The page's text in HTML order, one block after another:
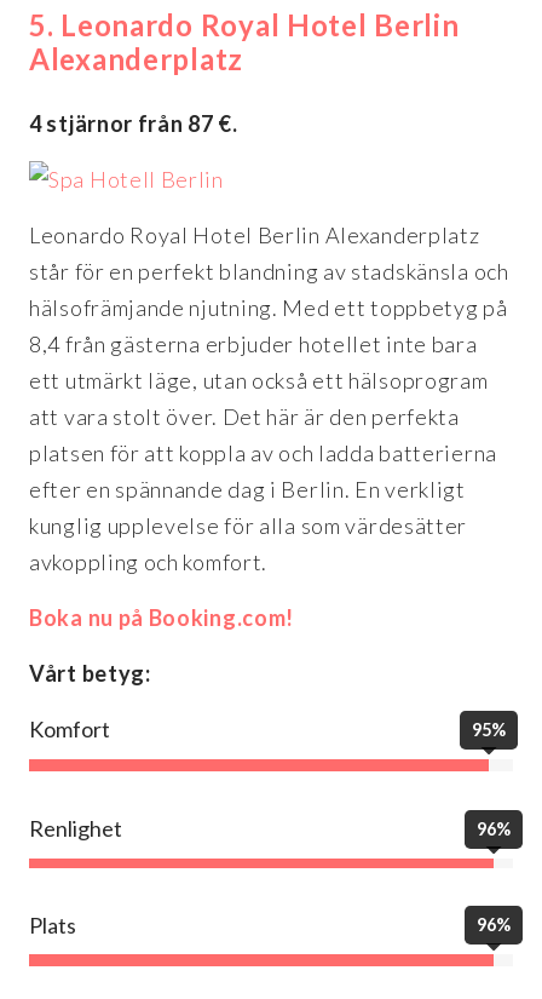
5. Leonardo Royal Hotel Berlin
Alexanderplatz
4 stjärnor från 87 €.
Leonardo Royal Hotel Berlin Alexanderplatz
står för en perfekt blandning av stadskänsla och
hälsofrämjande njutning. Med ett toppbetyg på
8,4 från gästerna erbjuder hotellet inte bara
ett utmärkt läge, utan också ett hälsoprogram
att vara stolt över. Det här är den perfekta
platsen för att koppla av och ladda batterierna
efter en spännande dag i Berlin. En verkligt
kunglig upplevelse för alla som värdesätter
avkoppling och komfort.
Boka nu på Booking.com!
Vårt betyg:
Komfort 95%
Renlighet 96%
Plats 96%